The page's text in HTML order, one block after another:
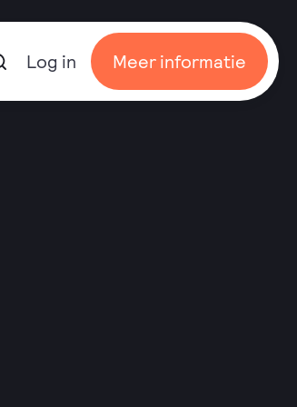
Open
searchbar
Log in Meer informatie